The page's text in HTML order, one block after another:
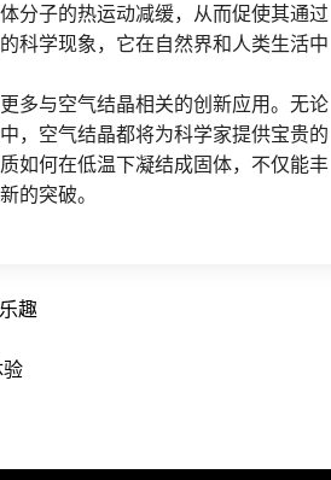
分子的热运动减缓，从而促使其通过
科学现象，它在自然界和人类生活中
多与空气结晶相关的创新应用。无论
，空气结晶都将为科学家提供宝贵的
如何在低温下凝结成固体，不仅能丰
的突破。
趣